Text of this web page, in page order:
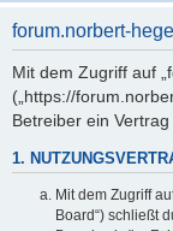
forum.norbert-
Mit dem Zugriff auf
(„https://
Betreiber ein
1.
Mit dem Zugriff
Board“) schließt